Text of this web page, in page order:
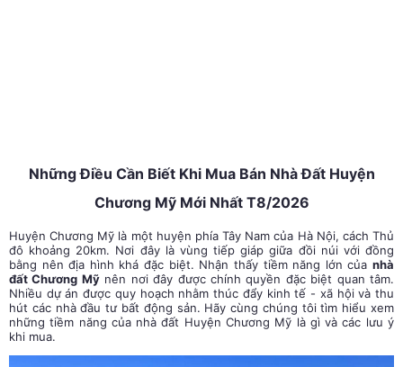
Những Điều Cần Biết Khi Mua Bán Nhà Đất Huyện
Chương Mỹ Mới Nhất T8/2026
Huyện Chương Mỹ là một huyện phía Tây Nam của Hà Nội, cách Thủ
đô khoảng 20km. Nơi đây là vùng tiếp giáp giữa đồi núi với đồng
bằng nên địa hình khá đặc biệt. Nhận thấy tiềm năng lớn của nhà
đất Chương Mỹnên nơi đây được chính quyền đặc biệt quan tâm.
Nhiều dự án được quy hoạch nhằm thúc đẩy kinh tế - xã hội và thu
hút các nhà đầu tư bất động sản. Hãy cùng chúng tôi tìm hiểu xem
những tiềm năng của nhà đất Huyện Chương Mỹ là gì và các lưu ý
khi mua.